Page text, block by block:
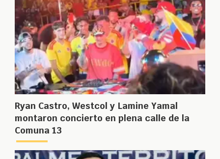
Ryan Castro, Westcol y Lamine Yamal
montaron concierto en plena calle de la
Comuna 13